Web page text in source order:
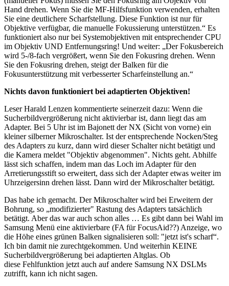
Hand drehen. Wenn Sie die MF-Hilfsfunktion verwenden, erhalten
Sie eine deutlichere Scharfstellung. Diese Funktion ist nur für
Objektive verfügbar, die manuelle Fokussierung unterstützen.“ Es
funktioniert also nur bei Systemobjektiven mit entsprechender CPU
im Objektiv UND Entfernungsring! Und weiter: „Der Fokusbereich
wird 5-/8-fach vergrößert, wenn Sie den Fokusring drehen. Wenn
Sie den Fokusring drehen, steigt der Balken für die
Fokusunterstützung mit verbesserter Scharfeinstellung an.“
Nichts davon funktioniert bei adaptierten Objektiven!
Leser Harald Lenzen kommentierte seinerzeit dazu: Wenn die
Sucherbildvergrößerung nicht aktivierbar ist, dann liegt das am
Adapter. Bei 5 Uhr ist im Bajonett der NX (Sicht von vorne) ein
kleiner silberner Mikroschalter. Ist der entsprechende Nocken/Steg
des Adapters zu kurz, dann wird dieser Schalter nicht betätigt und
die Kamera meldet "Objektiv abgenommen". Nichts geht. Abhilfe
lässt sich schaffen, indem man das Loch im Adapter für den
Arretierungsstift so erweitert, dass sich der Adapter etwas weiter im
Uhrzeigersinn drehen lässt. Dann wird der Mikroschalter betätigt.
Das habe ich gemacht. Der Mikroschalter wird bei Erweitern der
Bohrung, so „modifizierter" Rastung des Adapters tatsächlich
betätigt. Aber das war auch schon alles … Es gibt dann bei Wahl im
Samsung Menü eine aktivierbare (FA für FocusAid??) Anzeige, wo
die Höhe eines grünen Balken signalisieren soll: "jetzt ist's scharf“.
Ich bin damit nie zurechtgekommen. Und weiterhin KEINE
Sucherbildvergrößerung bei adaptierten Altglas. Ob
diese Fehlfunktion jetzt auch auf andere Samsung NX DSLMs
zutrifft, kann ich nicht sagen.